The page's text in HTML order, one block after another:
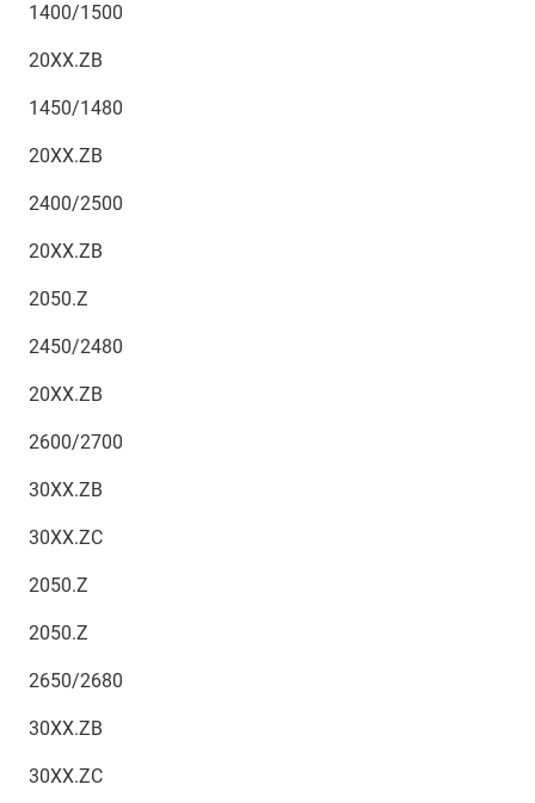
1400/1500
20XX.ZB
1450/1480
20XX.ZB
2400/2500
20XX.ZB
2050.Z
2450/2480
20XX.ZB
2600/2700
30XX.ZB
30XX.ZC
2050.Z
2050.Z
2650/2680
30XX.ZB
30XX.ZC